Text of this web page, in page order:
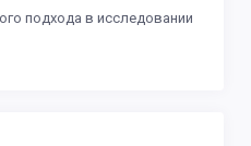
подхода в исследовании